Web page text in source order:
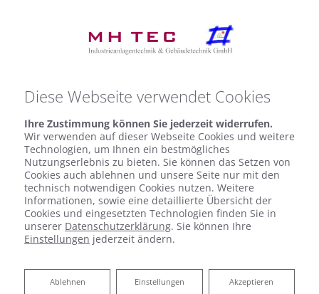
BARRIEREFREIHEITSERKLÄR
UNG
MH Tec Industrieanlagentechnik & Gebäudetechnik
GmbH bemüht sich, ihre Website im Einklang mit
der EU-Norm EN 301 549 barrierefrei zugänglich zu
machen.
Diese Webseite verwendet Cookies
Ihre Zustimmung können Sie jederzeit widerrufen.
Wir verwenden auf dieser Webseite Cookies und weitere
Technologien, um Ihnen ein bestmögliches
Nutzungserlebnis zu bieten. Sie können das Setzen von
Cookies auch ablehnen und unsere Seite nur mit den
technisch notwendigen Cookies nutzen. Weitere
Informationen, sowie eine detaillierte Übersicht der
Cookies und eingesetzten Technologien finden Sie in
unserer Datenschutzerklärung. Sie können Ihre
Einstellungen jederzeit ändern.
Akzeptieren
Einstellungen
Ablehnen
Ablehnen